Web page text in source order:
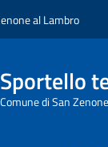
al Lambro
Sportello
Comune di San